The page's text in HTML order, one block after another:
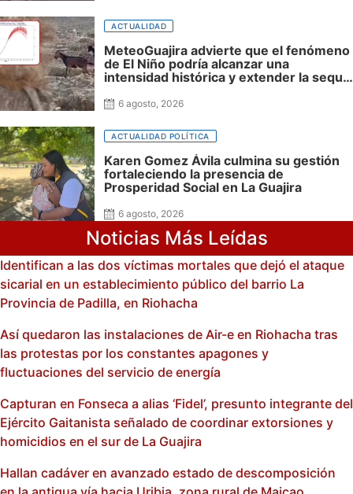
ACTUALIDAD
MeteoGuajira advierte que el fenómeno
de El Niño podría alcanzar una
intensidad histórica y extender la sequía
6 agosto, 2026
ACTUALIDAD POLÍTICA
Karen Gomez Ávila culmina su gestión
fortaleciendo la presencia de
Prosperidad Social en La Guajira
6 agosto, 2026
Noticias Más Leídas
Identifican a las dos víctimas mortales que dejó el ataque
sicarial en un establecimiento público del barrio La
Provincia de Padilla, en Riohacha
Así quedaron las instalaciones de Air-e en Riohacha tras
las protestas por los constantes apagones y
fluctuaciones del servicio de energía
Capturan en Fonseca a alias ‘Fidel’, presunto integrante del
Ejército Gaitanista señalado de coordinar extorsiones y
homicidios en el sur de La Guajira
Hallan cadáver en avanzado estado de descomposición